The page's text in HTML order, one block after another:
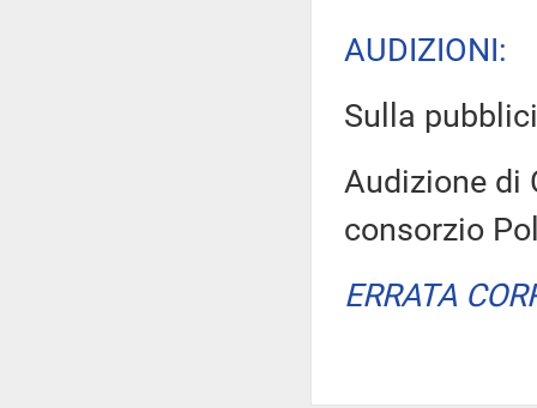
AUDIZIONI:
Sulla
Audizione di
consorzio
ERRATA